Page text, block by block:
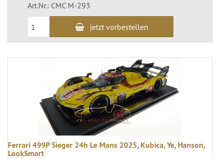
Art.Nr.: CMC M-293
jetzt vorbestellen
Ferrari 499P Sieger 24h Le Mans 2025, Kubica, Ye, Hanson,
LookSmart